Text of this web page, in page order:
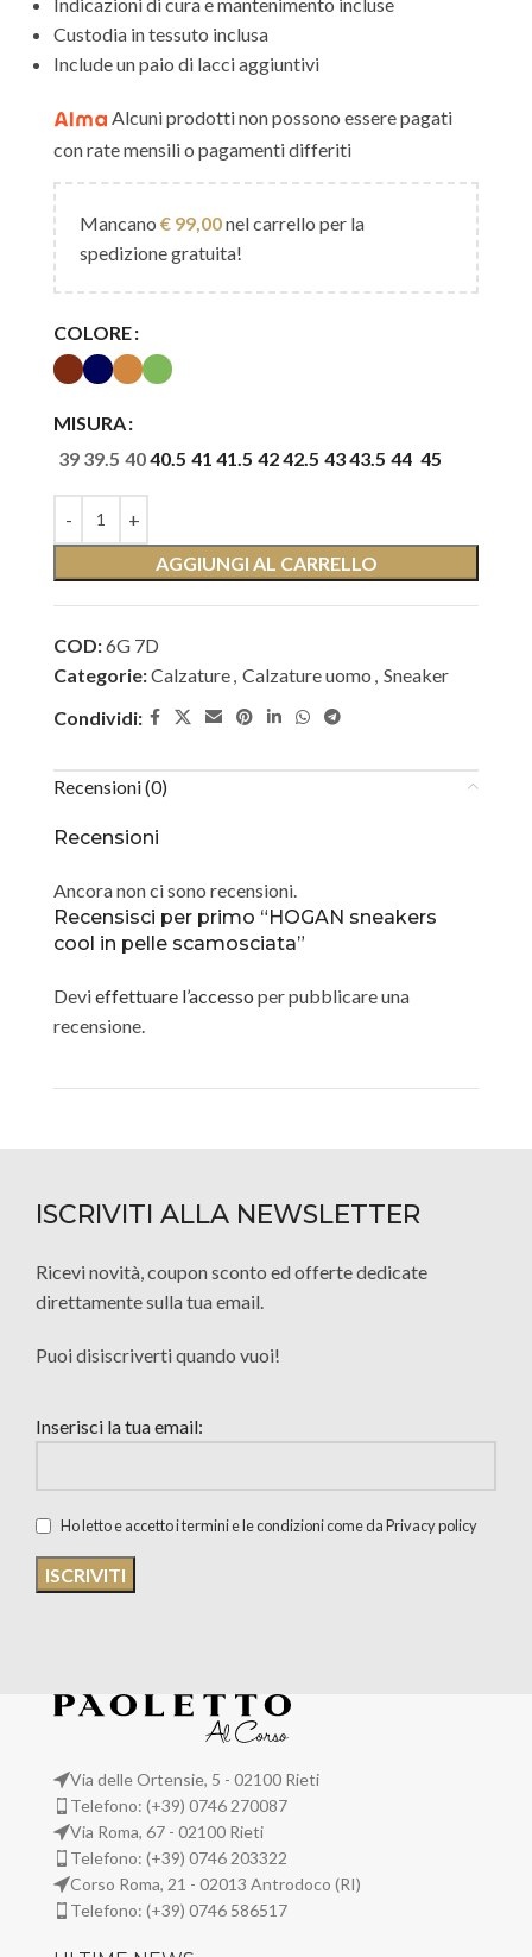
Custodia in tessuto inclusa
Include un paio di lacci aggiuntivi
Alcuni prodotti non possono essere pagati
con rate mensili o pagamenti differiti
Mancano € 99,00nel carrello per la
spedizione gratuita!
COLORE
MISURA
39 39.5 4040.5 41 41.5 4242.5 4343.5 44 45
AGGIUNGI AL CARRELLO
COD:6G 7D
Categorie:Calzature, Calzature uomo , Sneaker
Condividi:
Recensioni (0)
Recensioni
Ancora non ci sono recensioni.
Recensisci per primo “HOGAN sneakers
cool in pelle scamosciata”
Devieffettuare l’accesso per pubblicare una
recensione.
ISCRIVITI ALLA NEWSLETTER
Ricevi novità, coupon sconto ed offerte dedicate
direttamente sulla tua email.
Puoi disiscriverti quando vuoi!
Inserisci la tua email:
Ho letto e accetto i termini e le condizioni come da Privacy policy
Via delle Ortensie, 5 - 02100 Rieti
Telefono: (+39) 0746 270087
Via Roma, 67 - 02100 Rieti
Telefono: (+39) 0746 203322
Corso Roma, 21 - 02013 Antrodoco (RI)
Telefono: (+39) 0746 586517